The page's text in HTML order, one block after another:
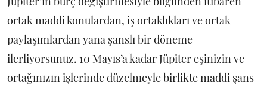
ortak maddi konulardan, iş ortaklıkları ve ortak
paylaşımlardan yana şanslı bir döneme
ilerliyorsunuz. 10 Mayıs’a kadar Jüpiter eşinizin ve
ortağınızın işlerinde düzelmeyle birlikte maddi şans